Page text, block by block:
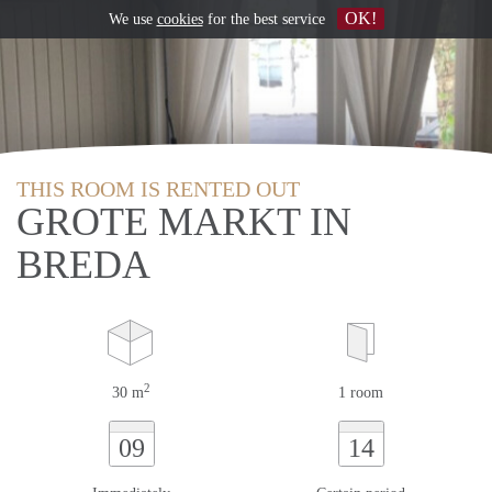
THIS ROOM IS RENTED OUT
GROTE MARKT IN
BREDA
30 m2 1 room
09 14
We use cookiesfor the best service OK!